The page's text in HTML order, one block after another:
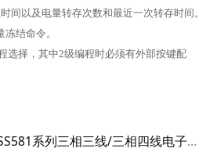
间以及电量转存次数和最近一次转存时间。
结命令。
选择，其中2级编程时必须有外部按键配
系列三相三线/三相四线电子式电能表(字轮显示)